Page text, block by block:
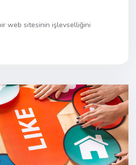
web sitesinin işlevselliğini